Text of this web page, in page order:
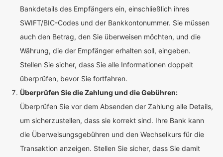
Bankdetails des Empfängers ein, einschließlich ihres
SWIFT/BIC-Codes und der Bankkontonummer. Sie müssen
auch den Betrag, den Sie überweisen möchten, und die
Währung, die der Empfänger erhalten soll, eingeben.
Stellen Sie sicher, dass Sie alle Informationen doppelt
überprüfen, bevor Sie fortfahren.
Überprüfen Sie die Zahlung und die Gebühren:
Überprüfen Sie vor dem Absenden der Zahlung alle Details,
um sicherzustellen, dass sie korrekt sind. Ihre Bank kann
die Überweisungsgebühren und den Wechselkurs für die
Transaktion anzeigen. Stellen Sie sicher, dass Sie damit